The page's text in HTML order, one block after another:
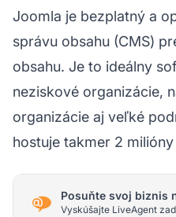
Joomla je bezplatný a
správu obsahu (CMS)
obsahu. Je to ideálny
neziskové organizácie,
organizácie aj veľké
hostuje takmer 2
Posuňte svoj biznis
Vyskúšajte LiveAgent